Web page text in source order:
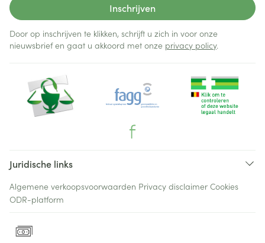
Inschrijven
Door op inschrijven te klikken, schrijft u zich in voor onze
nieuwsbrief en gaat u akkoord met onze privacy policy.
Juridische links
Algemene verkoopsvoorwaarden Privacy disclaimer Cookies
ODR-platform